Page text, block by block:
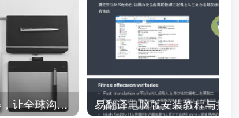
免费悬浮窗翻译器，让全球沟通无障碍！